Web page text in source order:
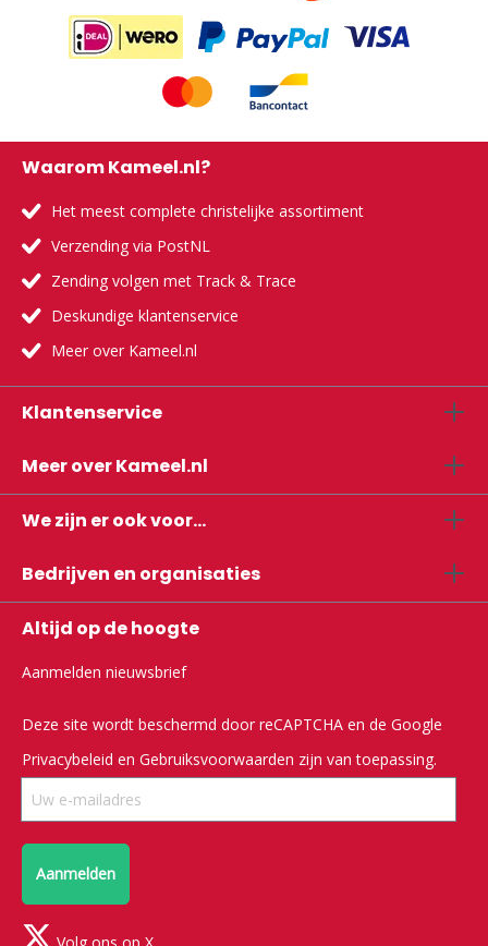
Waarom Kameel.nl?
Het meest complete christelijke assortiment
Verzending via PostNL
Zending volgen met Track & Trace
Deskundige klantenservice
Meer over Kameel.nl
Klantenservice
Meer over Kameel.nl
We zijn er ook voor...
Bedrijven en organisaties
Altijd op de hoogte
Aanmelden nieuwsbrief
Deze site wordt beschermd door reCAPTCHA en de Google
Privacybeleid en Gebruiksvoorwaarden zijn van toepassing.
Aanmelden